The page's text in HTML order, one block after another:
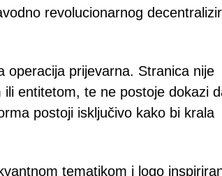
revolucionarnog
operacija prijevarna. Stranica nije
entitetom, te ne postoje dokazi
postoji isključivo kako bi krala
tematikom i logo